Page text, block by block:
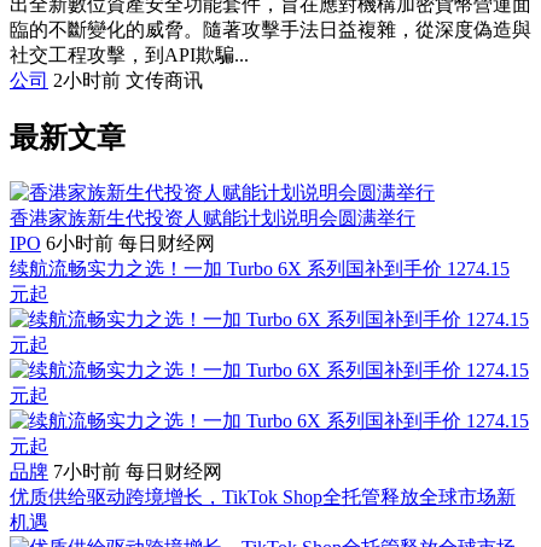
出全新數位資產安全功能套件，旨在應對機構加密貨幣營運面
臨的不斷變化的威脅。隨著攻擊手法日益複雜，從深度偽造與
社交工程攻擊，到API欺騙...
公司 2小时前 文传商讯
最新文章
香港家族新生代投资人赋能计划说明会圆满举行
IPO 6小时前 每日财经网
续航流畅实力之选！一加 Turbo 6X 系列国补到手价 1274.15
元起
品牌 7小时前 每日财经网
优质供给驱动跨境增长，TikTok Shop全托管释放全球市场新
机遇